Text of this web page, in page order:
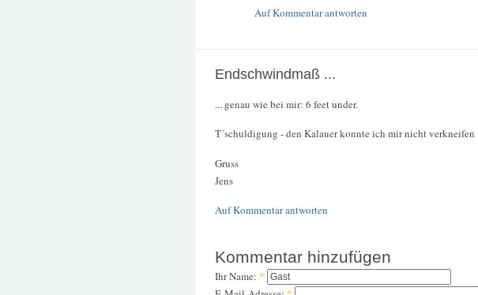
Auf Kommentar antworten
Endschwindmaß ...
... genau wie bei mir: 6 feet under.
T´schuldigung - den Kalauer konnte ich mir nicht verkneifen
Gruss
Jens
Auf Kommentar antworten
Kommentar hinzufügen
Ihr Name: *